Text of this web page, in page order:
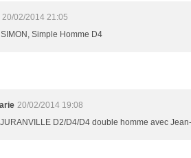
20/02/2014 21:05
Simple Homme D4
20/02/2014 19:08
D2/D4/D4 double homme avec